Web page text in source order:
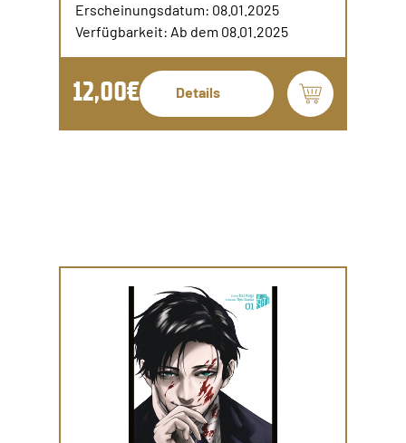
Erscheinungsdatum: 08.01.2025
Verfügbarkeit: Ab dem 08.01.2025
12,00€ Details